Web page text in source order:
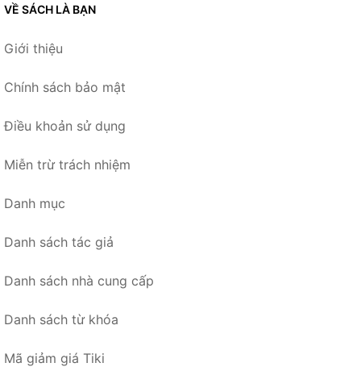
VỀ SÁCH LÀ BẠN
Giới thiệu
Chính sách bảo mật
Điều khoản sử dụng
Miễn trừ trách nhiệm
Danh mục
Danh sách tác giả
Danh sách nhà cung cấp
Danh sách từ khóa
Mã giảm giá Tiki